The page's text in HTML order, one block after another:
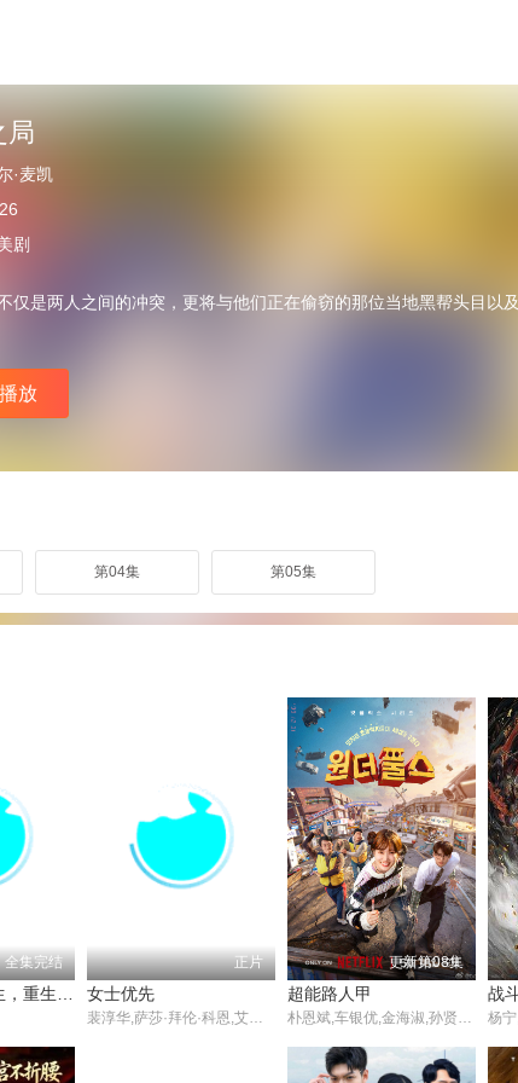
局
·麦凯
剧
是两人之间的冲突，更将与他们正在偷窃的那位当地黑帮头目以及
放
第04集 第05集
全集完结 正片
女士优先
更新第08集
超能路人甲 战